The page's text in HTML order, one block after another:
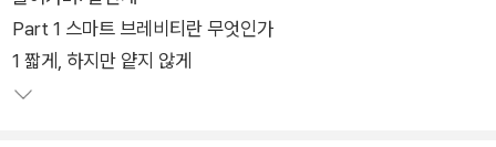
이는 이메일이나 보고서 작성은 물론, 면접이나 프레젠테이션, S
NS 등 짧은 시간 안에 메시지를 전해야 하는 모든 커뮤니케이션
활동에 동일하게 적용된다. 《스마트 브레비티》를 읽는 이가 학생
Part 1 스마트 브레비티란 무엇인가
1 짧게, 하지만 얕지 않게